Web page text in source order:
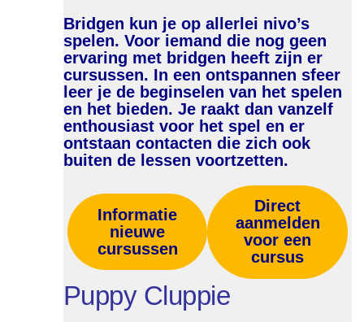
Bridgen kun je op allerlei nivo’s
spelen. Voor iemand die nog geen
ervaring met bridgen heeft zijn er
cursussen. In een ontspannen sfeer
leer je de beginselen van het spelen
en het bieden. Je raakt dan vanzelf
enthousiast voor het spel en er
ontstaan contacten die zich ook
buiten de lessen voortzetten.
Informatie
nieuwe
cursussen
Direct
aanmelden
voor een
cursus
Puppy Cluppie